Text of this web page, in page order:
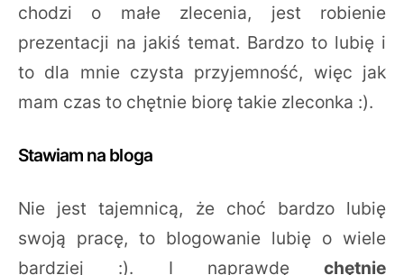
chodzi o małe zlecenia, jest robienie
prezentacji na jakiś temat. Bardzo to lubię i
to dla mnie czysta przyjemność, więc jak
mam czas to chętnie biorę takie zleconka :).
Stawiam na bloga
Nie jest tajemnicą, że choć bardzo lubię
swoją pracę, to blogowanie lubię o wiele
bardziej :). I naprawdę chętnie